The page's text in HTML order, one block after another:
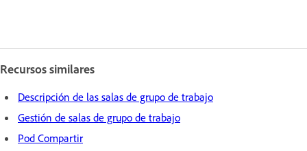
Recursos similares
Descripción de las salas de grupo de trabajo
Gestión de salas de grupo de trabajo
Pod Compartir